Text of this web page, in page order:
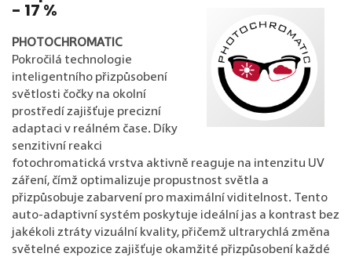
- 17 %
PHOTOCHROMATIC
Pokročilá technologie
inteligentního přizpůsobení
světlosti čočky na okolní
prostředí zajišťuje precizní
adaptaci v reálném čase. Díky
senzitivní reakci
fotochromatická vrstva aktivně reaguje na intenzitu UV
záření, čímž optimalizuje propustnost světla a
přizpůsobuje zabarvení pro maximální viditelnost. Tento
auto-adaptivní systém poskytuje ideální jas a kontrast bez
jakékoli ztráty vizuální kvality, přičemž ultrarychlá změna
světelné expozice zajišťuje okamžité přizpůsobení každé